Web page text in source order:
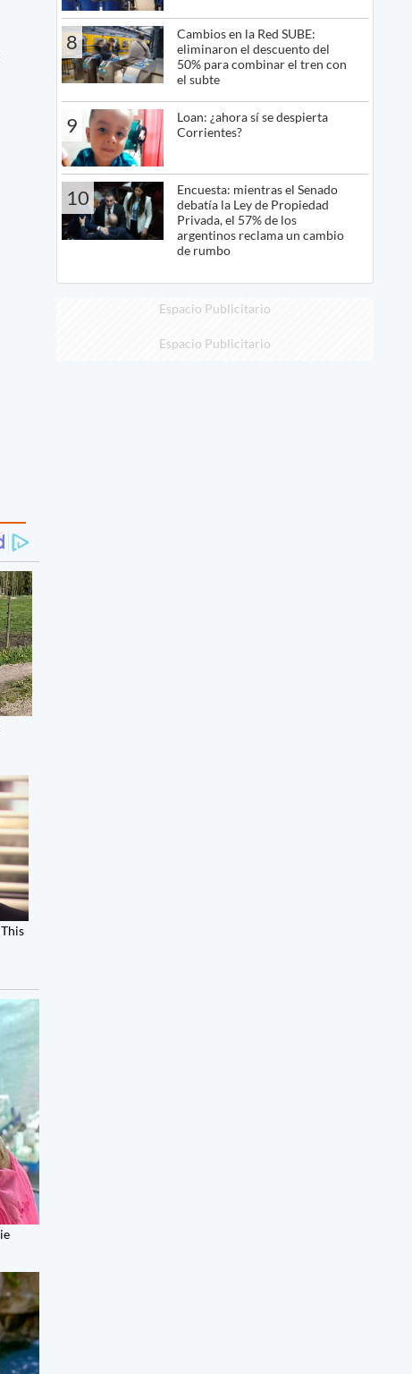
8
Cambios en la Red SUBE:
eliminaron el descuento del
50% para combinar el tren con
el subte
9
Loan: ¿ahora sí se despierta
Corrientes?
10
Encuesta: mientras el Senado
debatía la Ley de Propiedad
Privada, el 57% de los
argentinos reclama un cambio
de rumbo
Espacio Publicitario
Espacio Publicitario